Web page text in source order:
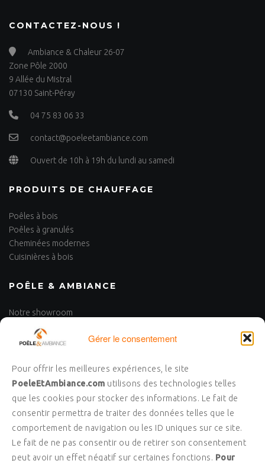
Gérer le consentement
Pour offrir les meilleures expériences, le site
PoeleEtAmbiance.com utilisons des technologies telles
que les cookies pour stocker des informations. Le fait de
consentir permettra de traiter des données telles que le
comportement de navigation ou les ID uniques sur ce site.
Le fait de ne pas consentir ou de retirer son consentement
peut avoir un effet négatif sur certaines fonctions. Pour
CONTACTEZ-NOUS !
Ambiance & Chaleur 26-07
Zone Pôle 2000
9 Allée du Mistral
07130 Saint-Péray
04 75 83 06 33
contact@poeleetambiance.com
Ouvert de 10h à 19h du lundi au samedi
PRODUITS DE CHAUFFAGE
Poêles à bois
Poêles à granulés
Cheminées modernes
Cuisinières à bois
POÊLE & AMBIANCE
Notre showroom
Nos réalisations
Nous contacter
UN PROJET ?
Laissez-nous votre numéro de téléphone et nous vous
recontacterons pour échanger sur votre projet !
Les champs marqués d’un*sont obligatoires